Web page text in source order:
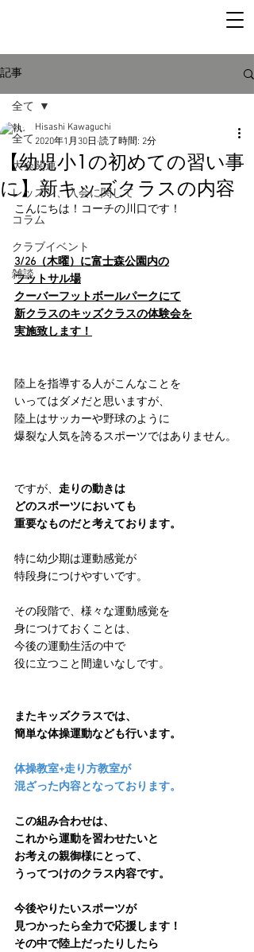
記事
全て
大会関連
レッスン、入会に関して
コラム
クラブイベント
雑談
全て
【幼児小1の初めての習い事
に】新キッズクラスの内容
Hisashi Kawaguchi
2020年1月30日 読了時間: 2分
こんにちは！コーチの川口です！
3/26（木曜）に富士森公園内の
フットサル場
クーバーフットボールパークにて
新クラスのキッズクラスの体験会を
実施致します！
陸上を指導する人がこんなことを
いってはダメだと思いますが、
陸上はサッカーや野球のように
爆裂な人気を誇るスポーツではありません。
ですが、 走りの動きは
どのスポーツにおいても
重要なものだと考えております。
特に幼少期は運動感覚が
特段身につけやすいです。
その段階で、様々な運動感覚を
身につけておくことは、
今後の運動生活の中で
役に立つこと間違いなしです。
またキッズクラスでは、
簡単な体操運動なども行います。
体操教室+走り方教室が
混ざった内容となっております。
この組み合わせは、
これから運動を習わせたいと
お考えの親御様にとって、
うってつけのクラス内容です。
今後やりたいスポーツが
見つかったら全力で応援します！
その中で陸上だったりしたら